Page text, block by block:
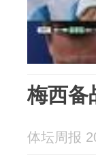
梅西备
体坛周报